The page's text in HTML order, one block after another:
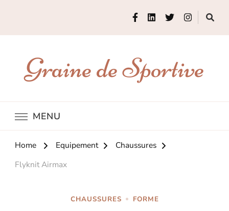
Graine de Sportive
MENU
Home Equipement
Chaussures
Flyknit Airmax
CHAUSSURES FORME